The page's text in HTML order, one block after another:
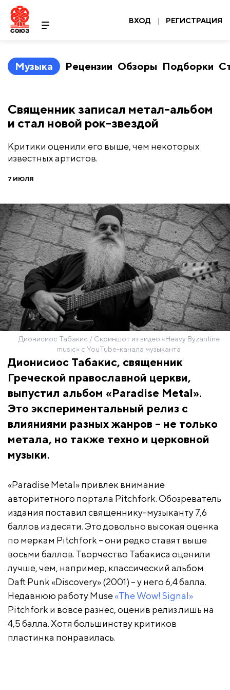
ВХОД | РЕГИСТРАЦИЯ
Музыка Рецензии Обзоры Подборки
Священник записал метал-альбом
и стал новой рок-звездой
Критики оценили его выше, чем некоторых
известных артистов.
7 ИЮЛЯ
Дионисиос Табакис / Скриншот из видео «Heavy Byzantine
music» с YouTube-канала музыканта
Дионисиос Табакис, священник
Греческой православной церкви,
выпустил альбом «Paradise Metal».
Это экспериментальный релиз с
влияниями разных жанров – не только
метала, но также техно и церковной
музыки.
«Paradise Metal» привлек внимание
авторитетного портала Pitchfork. Обозреватель
издания поставил священнику-музыканту 7,6
баллов из десяти. Это довольно высокая оценка
по меркам Pitchfork – они редко ставят выше
восьми баллов. Творчество Табакиса оценили
лучше, чем, например, классический альбом
Daft Punk «Discovery» (2001) – у него 6,4 балла.
Недавнюю работу Muse«The Wow! Signal»
Pitchfork и вовсе разнес, оценив релиз лишь на
4,5 балла. Хотя большинству критиков
пластинка понравилась.